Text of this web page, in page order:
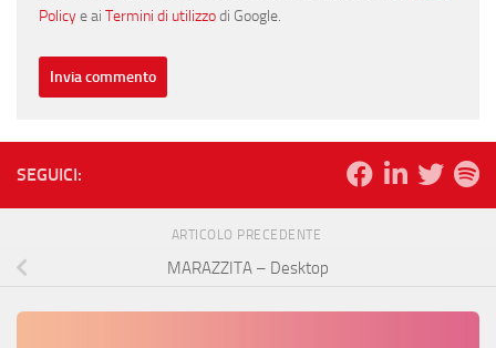
Policye ai Termini di utilizzodi Google.
SEGUICI:
ARTICOLO PRECEDENTE
MARAZZITA – Desktop